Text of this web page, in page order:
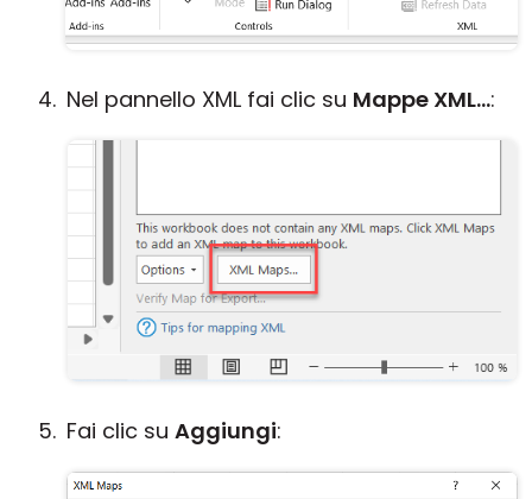
Nel pannello XML fai clic su Mappe XML...:
Fai clic su Aggiungi: